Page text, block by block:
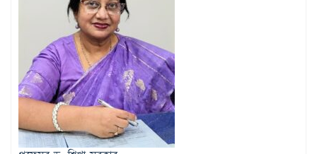
প্রফেসর ড. শিখা সরকার
অধ্যক্ষ
View Details →